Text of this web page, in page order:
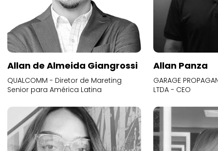
Allan de Almeida Giangrossi
QUALCOMM - Diretor de Mareting
Senior para América Latina
Allan Panza
GARAGE
LTDA - CEO